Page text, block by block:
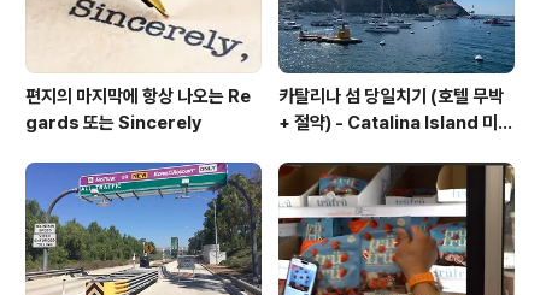
편지의 마지막에 항상 나오는 Re
gards 또는 Sincerely
카탈리나 섬 당일치기 (호텔 무박
+ 절약) - Catalina Island 미국